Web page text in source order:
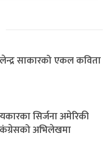
साकारको एकल कविता
सिर्जना अमेरिकी
अभिलेखमा